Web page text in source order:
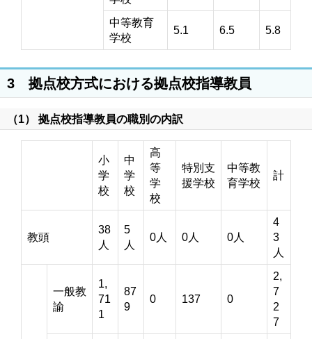
中等教育
学校
5.1 6.5 5.8
3 拠点校方式における拠点校指導教員
（1） 拠点校指導教員の職別の内訳
小
学
校
中
学
校
高
等
学
校
特別支
援学校
中等教
育学校
計
教頭
38
人
5
人
0人 0人 0人
4
3
人
一般教
諭
1,
71
1
87
9
0 137 0
2,
7
2
7